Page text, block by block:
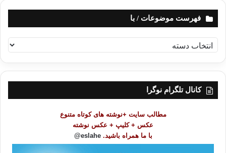
فهرست موضوعات / با
ه
ر
کانال تلگرام نوگرا
مطالب سایت +نوشته های کوتاه متنوع
عکس + کلیپ + عکس نوشته
با ما همراه باشید. eslahe@